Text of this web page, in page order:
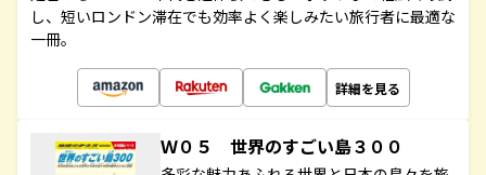
し、短いロンドン滞在でも効率よく楽しみたい旅行者に最適な
一冊。
詳細を見る
Ｗ０５ 世界のすごい島３００